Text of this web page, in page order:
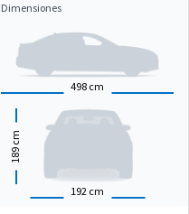
Dimensiones
498 cm
192 cm
189
cm